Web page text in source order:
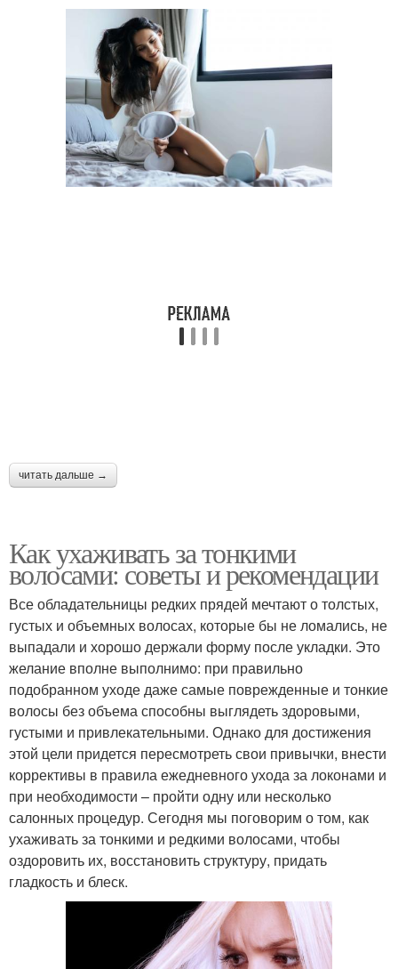
читать дальше →
Как ухаживать за тонкими
волосами: советы и рекомендации
Все обладательницы редких прядей мечтают о толстых,
густых и объемных волосах, которые бы не ломались, не
выпадали и хорошо держали форму после укладки. Это
желание вполне выполнимо: при правильно
подобранном уходе даже самые поврежденные и тонкие
волосы без объема способны выглядеть здоровыми,
густыми и привлекательными. Однако для достижения
этой цели придется пересмотреть свои привычки, внести
коррективы в правила ежедневного ухода за локонами и
при необходимости – пройти одну или несколько
салонных процедур. Сегодня мы поговорим о том, как
ухаживать за тонкими и редкими волосами, чтобы
оздоровить их, восстановить структуру, придать
гладкость и блеск.